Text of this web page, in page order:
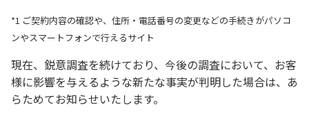
*1 ご契約内容の確認や、住所・電話番号の変更などの手続きがパソコ
ンやスマートフォンで行えるサイト
現在、鋭意調査を続けており、今後の調査において、お客
様に影響を与えるような新たな事実が判明した場合は、あ
らためてお知らせいたします。